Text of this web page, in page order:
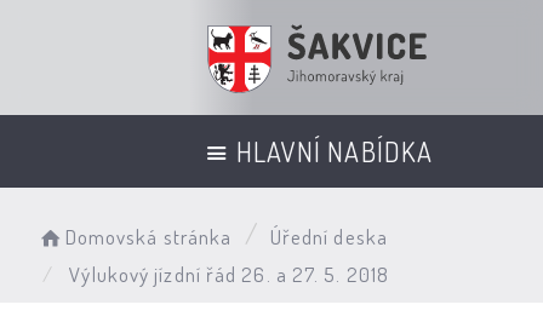
HLAVNÍ NABÍDKA
Domovská stránka
Úřední deska
Výlukový jízdní řád 26. a 27. 5. 2018